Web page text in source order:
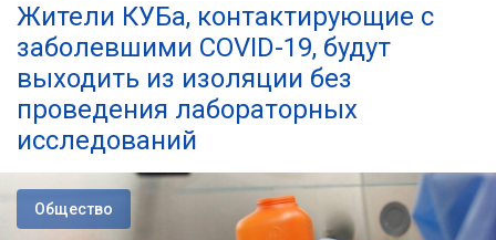
Жители КУБа, контактирующие с
заболевшими COVID-19, будут
выходить из изоляции без
проведения лабораторных
исследований
Общество